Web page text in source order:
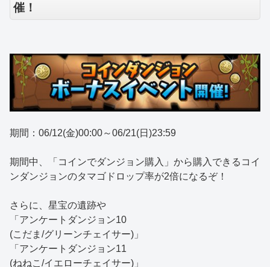
催！
期間：06/12(金)00:00～06/21(日)23:59
期間中、「コインでダンジョン購入」から購入できるコイ
ンダンジョンのタマゴドロップ率が2倍になるぞ！
さらに、星宝の遺跡や
「アンケートダンジョン10
(こだま/グリーンチェイサー)」
「アンケートダンジョン11
(ねねこ/イエローチェイサー)」